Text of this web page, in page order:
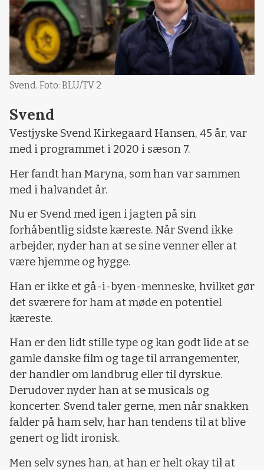
Svend. Foto: BLU/TV 2
Svend
Vestjyske Svend Kirkegaard Hansen, 45 år, var
med i programmet i 2020 i sæson 7.
Her fandt han Maryna, som han var sammen
med i halvandet år.
Nu er Svend med igen i jagten på sin
forhåbentlig sidste kæreste. Når Svend ikke
arbejder, nyder han at se sine venner eller at
være hjemme og hygge.
Han er ikke et gå-i-byen-menneske, hvilket gør
det sværere for ham at møde en potentiel
kæreste.
Han er den lidt stille type og kan godt lide at se
gamle danske film og tage til arrangementer,
der handler om landbrug eller til dyrskue.
Derudover nyder han at se musicals og
koncerter. Svend taler gerne, men når snakken
falder på ham selv, har han tendens til at blive
genert og lidt ironisk.
Men selv synes han, at han er helt okay til at